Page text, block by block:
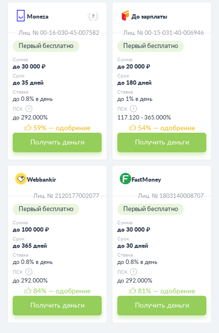
Moneza 7
Лиц. № 00-16-030-45-007582
Первый бесплатно
Сумма
до 30 000 ₽
Срок
до 35 дней
Ставка
до 0.8% в день
ПСК
до 292.000%
59% — одобрение
Получить деньги
До зарплаты
Лиц. № 00-15-031-40-006946
Первый бесплатно
Сумма
до 20 000 ₽
Срок
до 180 дней
Ставка
до 1% в день
ПСК
117.120 - 365.000%
54% — одобрение
Получить деньги
Webbankir
Лиц. № 2120177002077
Первый бесплатно
Сумма
до 100 000 ₽
Срок
до 365 дней
Ставка
до 0.8% в день
ПСК
до 292.000%
84% — одобрение
Получить деньги
FastMoney
Лиц. № 1803140008707
Первый бесплатно
Сумма
до 30 000 ₽
Срок
до 30 дней
Ставка
до 0.8% в день
ПСК
до 292.000%
81 % — одобрение
Получить деньги